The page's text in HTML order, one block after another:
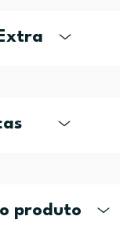
produto